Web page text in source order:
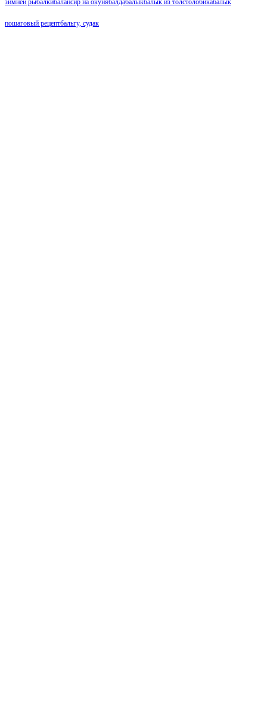
зимней рыбалкибалансир на окунябалдабалыкбалык из толстолобикабалык
пошаговый рецептбальгу, судак